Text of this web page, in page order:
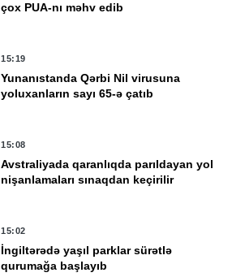
çox PUA-nı məhv edib
15:19
Yunanıstanda Qərbi Nil virusuna
yoluxanların sayı 65-ə çatıb
15:08
Avstraliyada qaranlıqda parıldayan yol
nişanlamaları sınaqdan keçirilir
15:02
İngiltərədə yaşıl parklar sürətlə
qurumağa başlayıb